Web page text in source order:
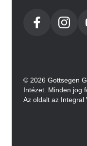
© 2026 Gottsegen
Intézet. Minden jog
Az oldalt az Integral